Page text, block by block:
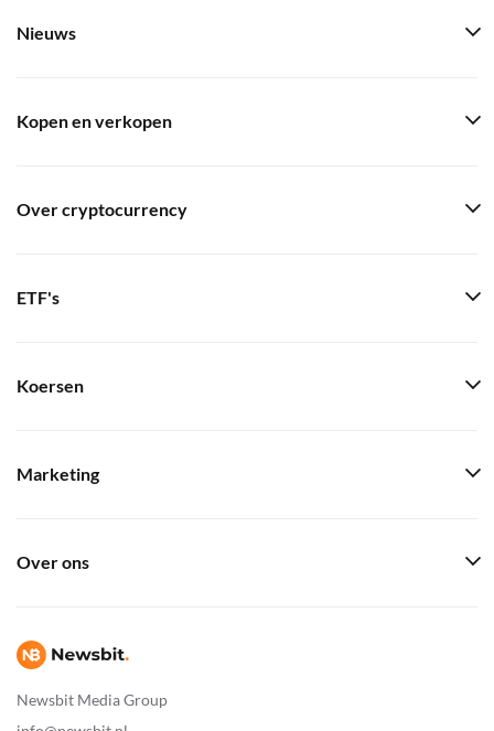
Newsbit Media Group
Nieuws
Kopen en verkopen
Over cryptocurrency
ETF's
Koersen
Marketing
Over ons